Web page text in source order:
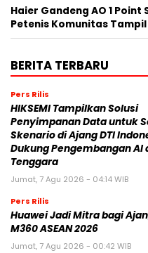
Haier Gandeng AO 1
Petenis Komunitas
BERITA TERBARU
Pers Rilis
HIKSEMI Tampilkan Solusi
Penyimpanan Data untuk
Skenario di Ajang DTI
Dukung Pengembangan AI
Tenggara
Jumat, 7 Agu 2026 - 04:14 WIB
Pers Rilis
Huawei Jadi Mitra bagi
M360 ASEAN 2026
Jumat, 7 Agu 2026 - 00:42 WIB